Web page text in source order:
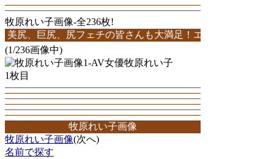
牧原れい子画像-全236枚!
巨尻、尻フェチの皆さんも大満足！エロ画像多数！236枚
(1/236画像中)
1枚目
牧原れい子画像
牧原れい子画像(次へ)
名前で探す